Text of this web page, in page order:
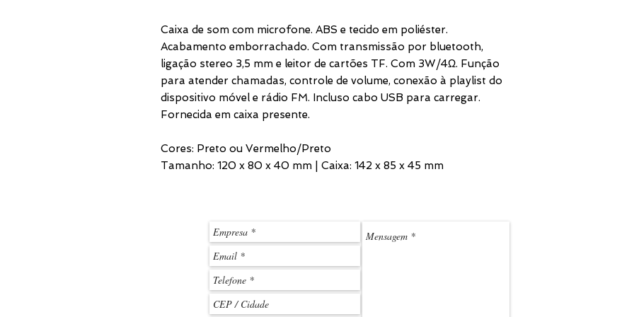
Caixa de som com microfone. ABS e tecido em poliéster.
Acabamento emborrachado. Com transmissão por bluetooth,
ligação stereo 3,5 mm e leitor de cartões TF. Com 3W/4Ω. Função
para atender chamadas, controle de volume, conexão à playlist do
dispositivo móvel e rádio FM. Incluso cabo USB para carregar.
Fornecida em caixa presente.
Cores: Preto ou Vermelho/Preto
Tamanho: 120 x 80 x 40 mm | Caixa: 142 x 85 x 45 mm